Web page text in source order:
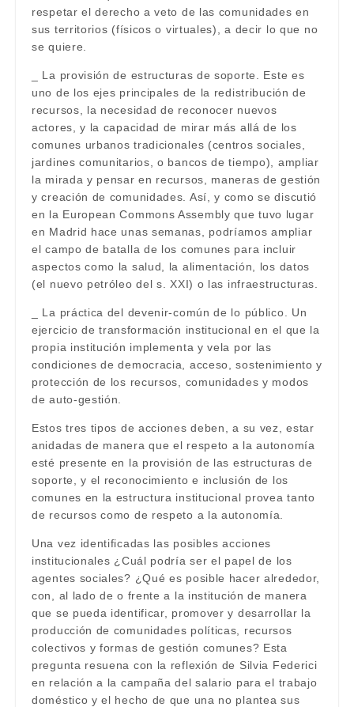
respetar el derecho a veto de las comunidades en
sus territorios (físicos o virtuales), a decir lo que no
se quiere.
_ La provisión de estructuras de soporte. Este es
uno de los ejes principales de la redistribución de
recursos, la necesidad de reconocer nuevos
actores, y la capacidad de mirar más allá de los
comunes urbanos tradicionales (centros sociales,
jardines comunitarios, o bancos de tiempo), ampliar
la mirada y pensar en recursos, maneras de gestión
y creación de comunidades. Así, y como se discutió
en la European Commons Assembly que tuvo lugar
en Madrid hace unas semanas, podríamos ampliar
el campo de batalla de los comunes para incluir
aspectos como la salud, la alimentación, los datos
(el nuevo petróleo del s. XXI) o las infraestructuras.
_ La práctica del devenir-común de lo público. Un
ejercicio de transformación institucional en el que la
propia institución implementa y vela por las
condiciones de democracia, acceso, sostenimiento y
protección de los recursos, comunidades y modos
de auto-gestión.
Estos tres tipos de acciones deben, a su vez, estar
anidadas de manera que el respeto a la autonomía
esté presente en la provisión de las estructuras de
soporte, y el reconocimiento e inclusión de los
comunes en la estructura institucional provea tanto
de recursos como de respeto a la autonomía.
Una vez identificadas las posibles acciones
institucionales ¿Cuál podría ser el papel de los
agentes sociales? ¿Qué es posible hacer alrededor,
con, al lado de o frente a la institución de manera
que se pueda identificar, promover y desarrollar la
producción de comunidades políticas, recursos
colectivos y formas de gestión comunes? Esta
pregunta resuena con la reflexión de Silvia Federici
en relación a la campaña del salario para el trabajo
doméstico y el hecho de que una no plantea sus